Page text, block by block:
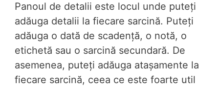
Panoul de detalii este locul unde puteți
adăuga detalii la fiecare sarcină. Puteți
adăuga o dată de scadență, o notă, o
etichetă sau o sarcină secundară. De
asemenea, puteți adăuga atașamente la
fiecare sarcină, ceea ce este foarte util